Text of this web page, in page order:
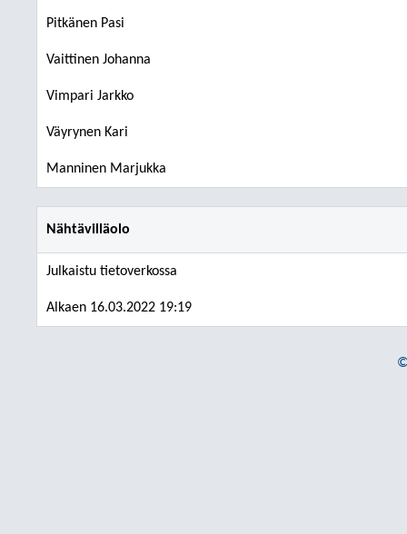
Pitkänen Pasi
Vaittinen Johanna
Vimpari Jarkko
Väyrynen Kari
Manninen Marjukka
Nähtävilläolo
Julkaistu tietoverkossa
Alkaen 16.03.2022 19:19